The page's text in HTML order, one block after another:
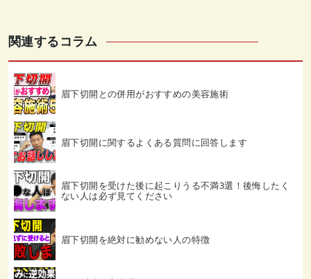
関連するコラム
眉下切開との併用がおすすめの美容施術
眉下切開に関するよくある質問に回答します
眉下切開を受けた後に起こりうる不満3選！後悔したく
ない人は必ず見てください
眉下切開を絶対に勧めない人の特徴